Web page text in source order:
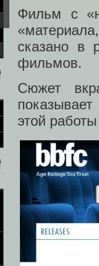
Фильм с
сказано в
фильмов.
Сюжет
этой